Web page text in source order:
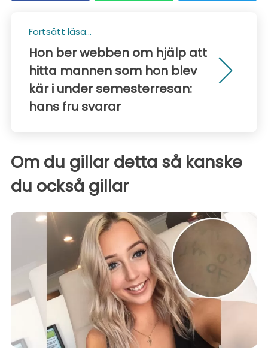
Fortsätt läsa...
Hon ber webben om hjälp att
hitta mannen som hon blev
kär i under semesterresan:
hans fru svarar
Om du gillar detta så kanske
du också gillar